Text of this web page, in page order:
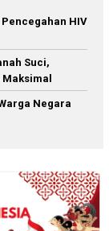
HIV
Suci,
Negara